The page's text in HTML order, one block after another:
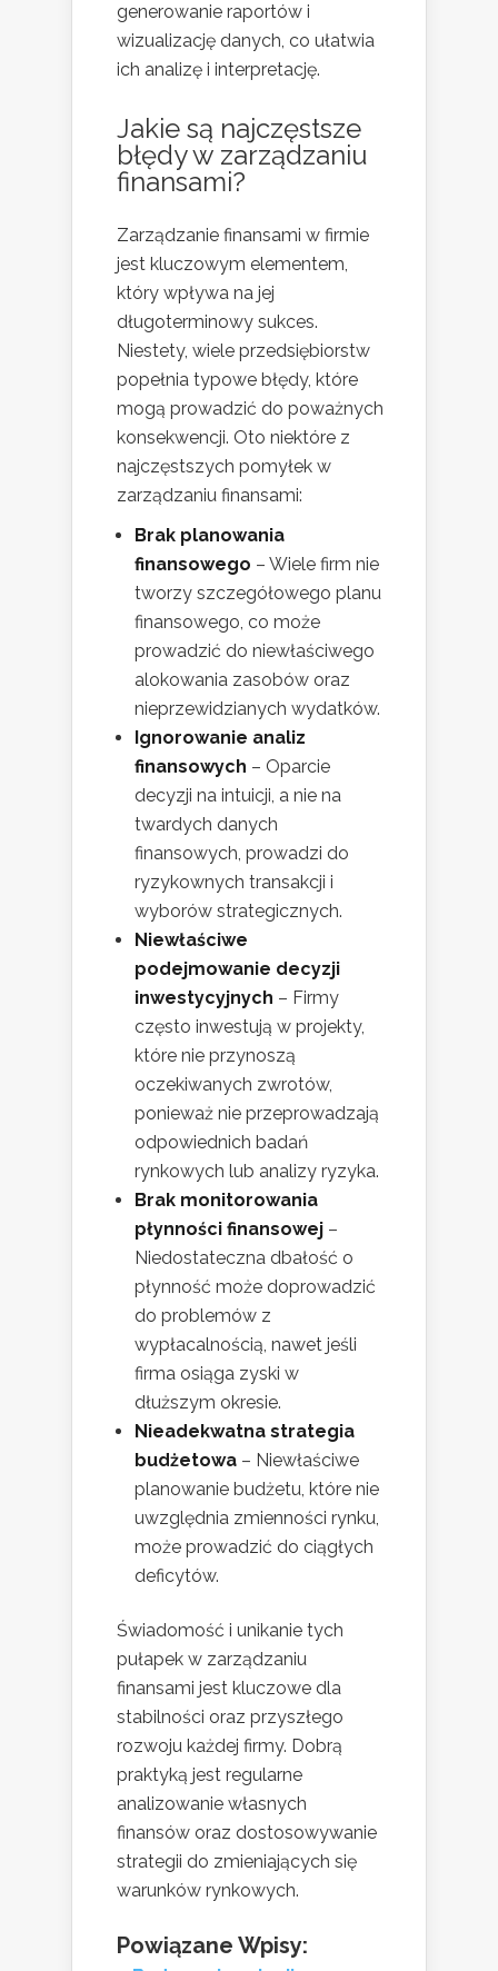
generowanie raportów i
wizualizację danych, co ułatwia
ich analizę i interpretację.
Jakie są najczęstsze
błędy w zarządzaniu
finansami?
Zarządzanie finansami w firmie
jest kluczowym elementem,
który wpływa na jej
długoterminowy sukces.
Niestety, wiele przedsiębiorstw
popełnia typowe błędy, które
mogą prowadzić do poważnych
konsekwencji. Oto niektóre z
najczęstszych pomyłek w
zarządzaniu finansami:
Brak planowania
finansowego – Wiele firm nie
tworzy szczegółowego planu
finansowego, co może
prowadzić do niewłaściwego
alokowania zasobów oraz
nieprzewidzianych wydatków.
Ignorowanie analiz
finansowych – Oparcie
decyzji na intuicji, a nie na
twardych danych
finansowych, prowadzi do
ryzykownych transakcji i
wyborów strategicznych.
Niewłaściwe
podejmowanie decyzji
inwestycyjnych – Firmy
często inwestują w projekty,
które nie przynoszą
oczekiwanych zwrotów,
ponieważ nie przeprowadzają
odpowiednich badań
rynkowych lub analizy ryzyka.
Brak monitorowania
płynności finansowej –
Niedostateczna dbałość o
płynność może doprowadzić
do problemów z
wypłacalnością, nawet jeśli
firma osiąga zyski w
dłuższym okresie.
Nieadekwatna strategia
budżetowa – Niewłaściwe
planowanie budżetu, które nie
uwzględnia zmienności rynku,
może prowadzić do ciągłych
deficytów.
Świadomość i unikanie tych
pułapek w zarządzaniu
finansami jest kluczowe dla
stabilności oraz przyszłego
rozwoju każdej firmy. Dobrą
praktyką jest regularne
analizowanie własnych
finansów oraz dostosowywanie
strategii do zmieniających się
warunków rynkowych.
Powiązane Wpisy: